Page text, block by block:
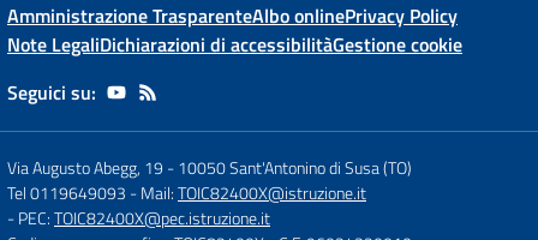
Amministrazione TrasparenteAlbo onlinePrivacy Policy
Note LegaliDichiarazioni di accessibilitàGestione cookie
Seguici su:
Via Augusto Abegg, 19 -10050 Sant'Antonino di Susa (TO)
Tel 0119649093 - Mail:TOIC82400X@istruzione.it
- PEC:TOIC82400X@pec.istruzione.it